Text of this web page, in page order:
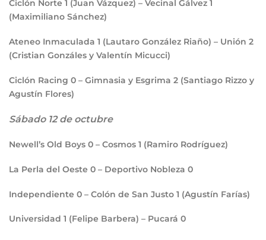
Ciclón Norte 1 (Juan Vázquez) – Vecinal Gálvez 1
(Maximiliano Sánchez)
Ateneo Inmaculada 1 (Lautaro González Riaño) – Unión 2
(Cristian Gonzáles y Valentín Micucci)
Ciclón Racing 0 – Gimnasia y Esgrima 2 (Santiago Rizzo y
Agustín Flores)
Sábado 12 de octubre
Newell’s Old Boys 0 – Cosmos 1 (Ramiro Rodríguez)
La Perla del Oeste 0 – Deportivo Nobleza 0
Independiente 0 – Colón de San Justo 1 (Agustín Farías)
Universidad 1 (Felipe Barbera) – Pucará 0